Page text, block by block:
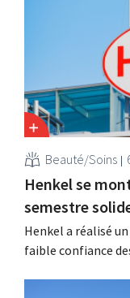
Beauté/Soins
Henkel se
semestre
Henkel a réalisé
faible confiance
des soins